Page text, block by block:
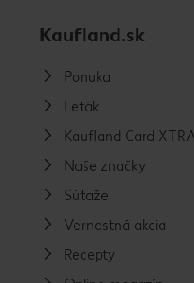
Kaufland.sk
Ponuka
Leták
Kaufland Card
Naše značky
Súťaže
Vernostná akcia
Recepty